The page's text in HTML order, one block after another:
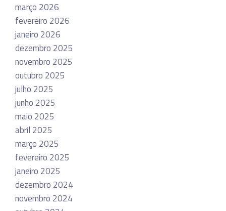
março 2026
fevereiro 2026
janeiro 2026
dezembro 2025
novembro 2025
outubro 2025
julho 2025
junho 2025
maio 2025
abril 2025
março 2025
fevereiro 2025
janeiro 2025
dezembro 2024
novembro 2024